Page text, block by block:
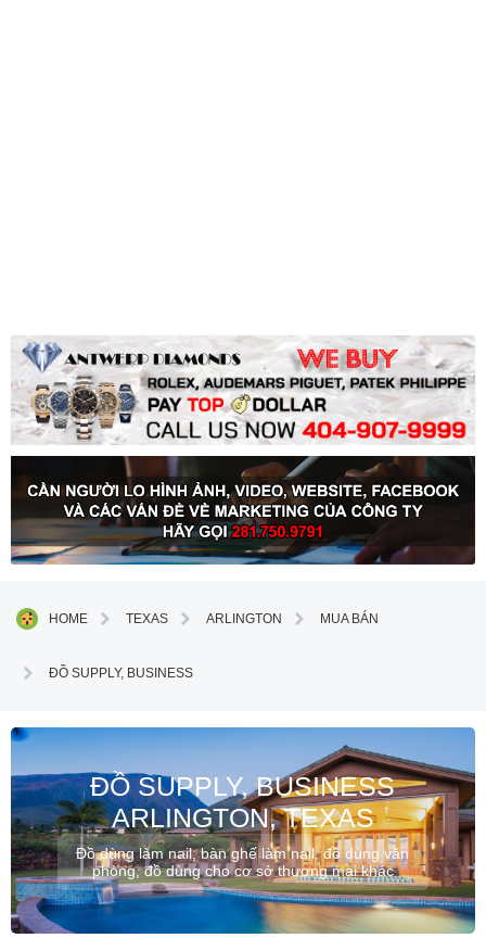
HOME TEXAS ARLINGTON MUA BÁN
ĐỒ SUPPLY, BUSINESS
ĐỒ SUPPLY, BUSINESS
ARLINGTON, TEXAS
Đồ dùng làm nail, bàn ghế làm nail, đồ dùng văn
phòng, đồ dùng cho cơ sở thương maị khác